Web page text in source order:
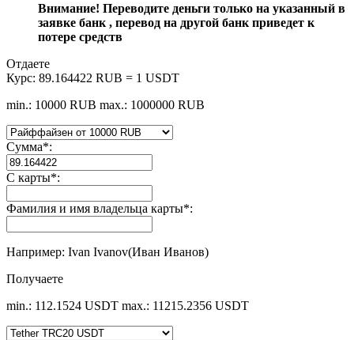
Внимание! Переводите деньги только на указанный в
заявке банк , перевод на другой банк приведет к
потере средств
Отдаете
Курс: 89.164422 RUB = 1 USDT
min.: 10000 RUB max.: 1000000 RUB
Сумма*:
С карты*:
Фамилия и имя владельца карты*:
Например: Ivan Ivanov(Иван Иванов)
Получаете
min.: 112.1524 USDT max.: 11215.2356 USDT